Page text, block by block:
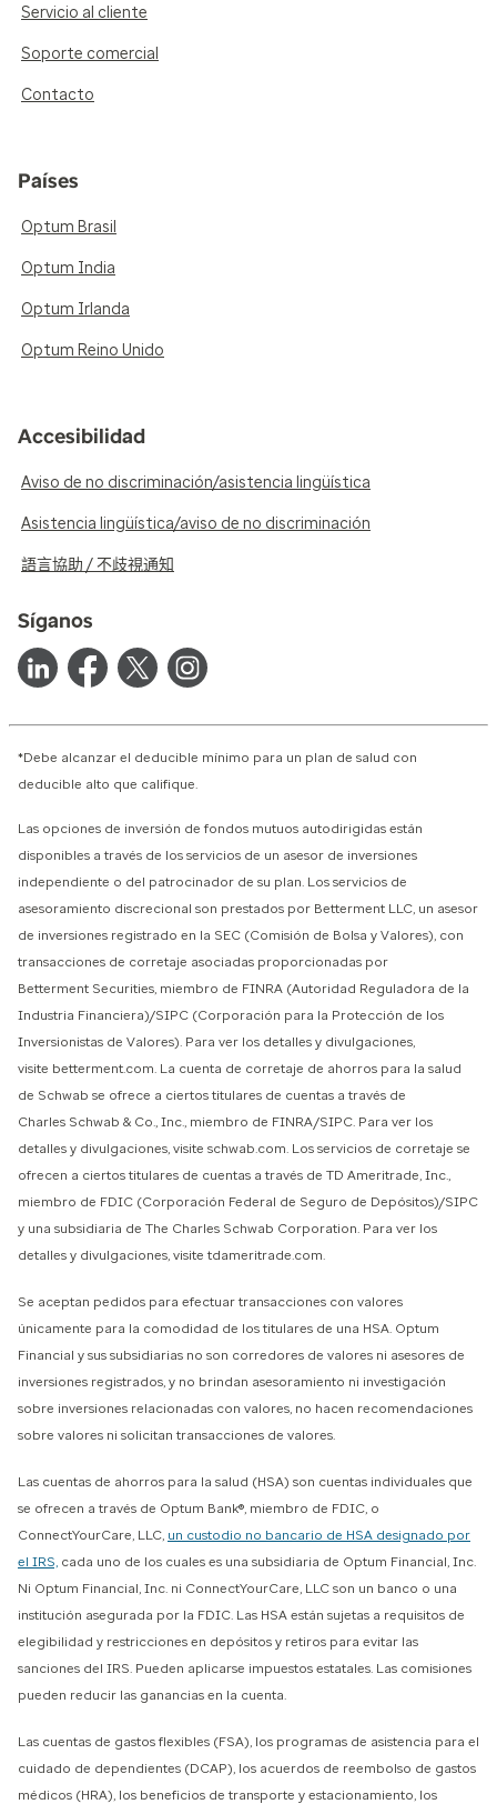
Servicio al cliente
Soporte comercial
Contacto
Países
Optum Brasil
Optum India
Optum Irlanda
Optum Reino Unido
Accesibilidad
Aviso de no discriminación/asistencia lingüística
Asistencia lingüística/aviso de no discriminación
語言協助 / 不歧視通知
Síganos
*Debe alcanzar el deducible mínimo para un plan de salud con
deducible alto que califique.
Las opciones de inversión de fondos mutuos autodirigidas están
disponibles a través de los servicios de un asesor de inversiones
independiente o del patrocinador de su plan. Los servicios de
asesoramiento discrecional son prestados por Betterment LLC, un asesor
de inversiones registrado en la SEC (Comisión de Bolsa y Valores), con
transacciones de corretaje asociadas proporcionadas por
Betterment Securities, miembro de FINRA (Autoridad Reguladora de la
Industria Financiera)/SIPC (Corporación para la Protección de los
Inversionistas de Valores). Para ver los detalles y divulgaciones,
visite betterment.com. La cuenta de corretaje de ahorros para la salud
de Schwab se ofrece a ciertos titulares de cuentas a través de
Charles Schwab & Co., Inc., miembro de FINRA/SIPC. Para ver los
detalles y divulgaciones, visite schwab.com. Los servicios de corretaje se
ofrecen a ciertos titulares de cuentas a través de TD Ameritrade, Inc.,
miembro de FDIC (Corporación Federal de Seguro de Depósitos)/SIPC
y una subsidiaria de The Charles Schwab Corporation. Para ver los
detalles y divulgaciones, visite tdameritrade.com.
Se aceptan pedidos para efectuar transacciones con valores
únicamente para la comodidad de los titulares de una HSA. Optum
Financial y sus subsidiarias no son corredores de valores ni asesores de
inversiones registrados, y no brindan asesoramiento ni investigación
sobre inversiones relacionadas con valores, no hacen recomendaciones
sobre valores ni solicitan transacciones de valores.
Las cuentas de ahorros para la salud (HSA) son cuentas individuales que
se ofrecen a través de Optum Bank®, miembro de FDIC, o
ConnectYourCare, LLC, un custodio no bancario de HSA designado por
el IRS, cada uno de los cuales es una subsidiaria de Optum Financial, Inc.
Ni Optum Financial, Inc. ni ConnectYourCare, LLC son un banco o una
institución asegurada por la FDIC. Las HSA están sujetas a requisitos de
elegibilidad y restricciones en depósitos y retiros para evitar las
sanciones del IRS. Pueden aplicarse impuestos estatales. Las comisiones
pueden reducir las ganancias en la cuenta.
Las cuentas de gastos flexibles (FSA), los programas de asistencia para el
cuidado de dependientes (DCAP), los acuerdos de reembolso de gastos
médicos (HRA), los beneficios de transporte y estacionamiento, los